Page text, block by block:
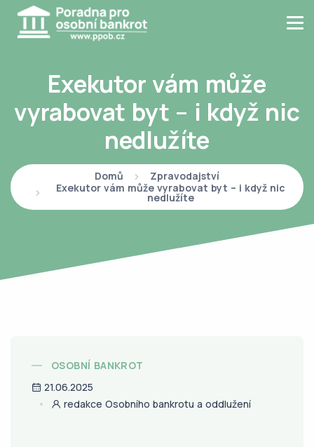
Exekutor vám může
vyrabovat byt – i když nic
nedlužíte
Domů
Zpravodajství
Exekutor vám může vyrabovat byt – i když nic
nedlužíte
OSOBNÍ BANKROT
21.06.2025
redakce Osobního bankrotu a oddlužení